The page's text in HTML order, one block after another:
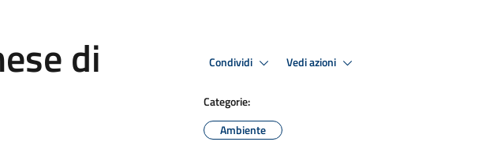
di Condividi Vedi azioni
Categorie:
Ambiente